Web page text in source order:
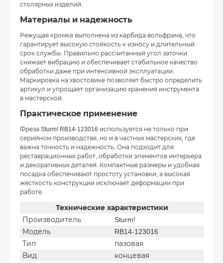
столярных изделий.
Материалы и надежность
Режущая кромка выполнена из карбида вольфрама, что
гарантирует высокую стойкость к износу и длительный
срок службы. Правильно рассчитанный угол заточки
снижает вибрацию и обеспечивает стабильное качество
обработки даже при интенсивной эксплуатации.
Маркировка на хвостовике позволяет быстро определить
артикул и упрощает организацию хранения инструмента
в мастерской.
Практическое применение
Фреза Sturm! RB14-123016 используется не только при
серийном производстве, но и в частных мастерских, где
важна точность и надежность. Она подходит для
реставрационных работ, обработки элементов интерьера
и декоративных деталей. Компактные размеры и удобная
посадка обеспечивают простоту установки, а высокая
жесткость конструкции исключает деформации при
работе.
Технические характеристики
Производитель
Sturm!
Модель
RB14-123016
Тип
пазовая
Вид
концевая